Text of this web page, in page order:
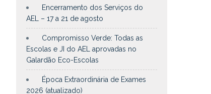
Encerramento dos Serviços do
AEL – 17 a 21 de agosto
Compromisso Verde: Todas as
Escolas e JI do AEL aprovadas no
Galardão Eco-Escolas
Época Extraordinária de Exames
2026 (atualizado)